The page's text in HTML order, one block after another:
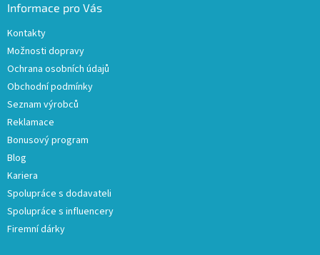
Informace pro Vás
Kontakty
Možnosti dopravy
Ochrana osobních údajů
Obchodní podmínky
Seznam výrobců
Reklamace
Bonusový program
Blog
Kariera
Spolupráce s dodavateli
Spolupráce s influencery
Firemní dárky